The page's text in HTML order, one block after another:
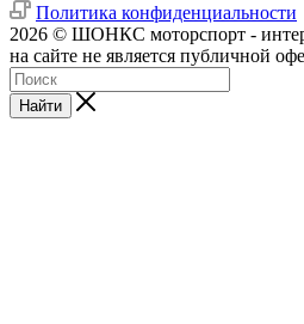
Политика конфиденциальности
2026 © ШОНКС моторспорт -
на сайте не является публичной
Найти